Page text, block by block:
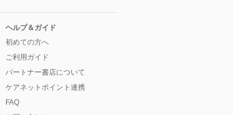
ヘルプ＆ガイド
初めての方へ
ご利用ガイド
パートナー書店について
ケアネットポイント連携
FAQ